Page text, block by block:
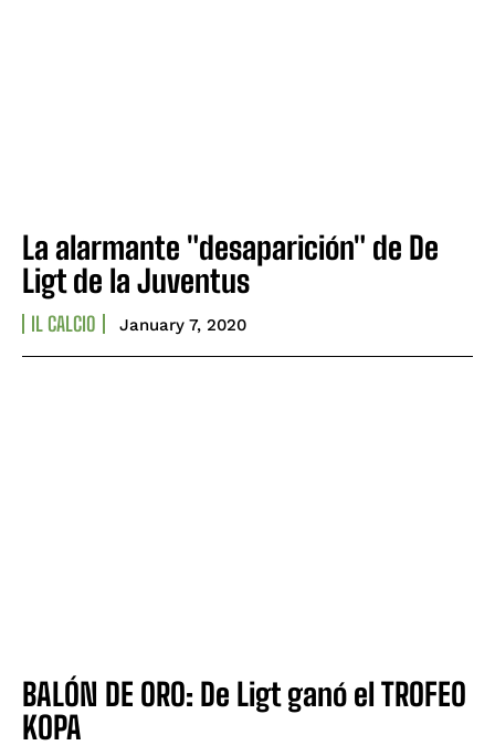
La alarmante "desaparición" de De
Ligt de la Juventus
IL CALCIO January 7, 2020
BALÓN DE ORO: De Ligt ganó el TROFEO
KOPA